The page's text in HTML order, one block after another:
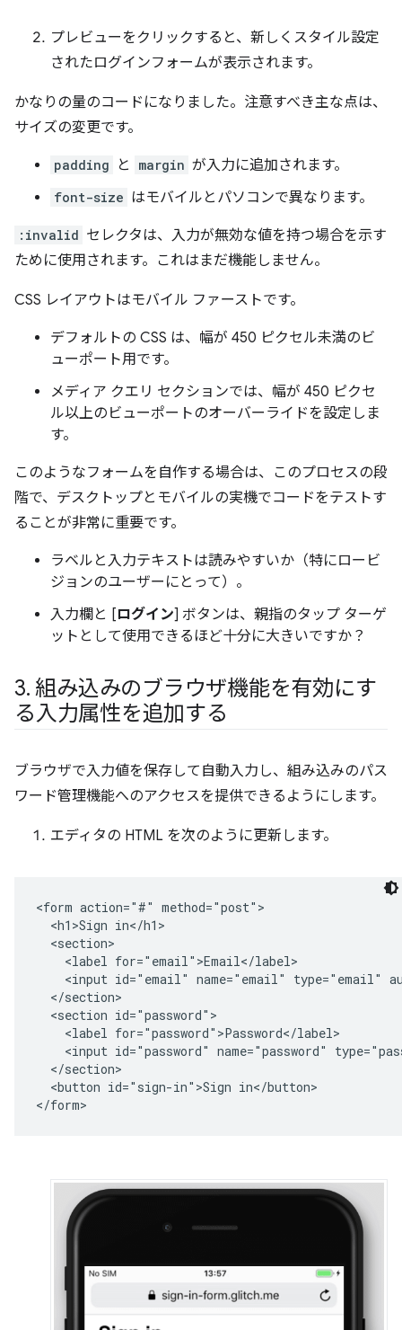
プレビューをクリックすると、新しくスタイル設定
されたログインフォームが表示されます。
かなりの量のコードになりました。注意すべき主な点は、
サイズの変更です。
padding と margin が入力に追加されます。
font-size はモバイルとパソコンで異なります。
:invalid セレクタは、入力が無効な値を持つ場合を示す
ために使用されます。これはまだ機能しません。
CSS レイアウトはモバイル ファーストです。
デフォルトの CSS は、幅が 450 ピクセル未満のビ
ューポート用です。
メディア クエリ セクションでは、幅が 450 ピクセ
ル以上のビューポートのオーバーライドを設定しま
す。
このようなフォームを自作する場合は、このプロセスの段
階で、デスクトップとモバイルの実機でコードをテストす
ることが非常に重要です。
ラベルと入力テキストは読みやすいか（特にロービ
ジョンのユーザーにとって）。
入力欄と [ログイン] ボタンは、親指のタップ ターゲ
ットとして使用できるほど十分に大きいですか？
3. 組み込みのブラウザ機能を有効にす
る入力属性を追加する
ブラウザで入力値を保存して自動入力し、組み込みのパス
ワード管理機能へのアクセスを提供できるようにします。
エディタの HTML を次のように更新します。
<form action="#" method="post">
  <h1>Sign in</h1>
  <section>
    <label for="email">Email</label>
<input id="email" name="email" type="email"
  </section>
  <section id="password">
    <label for="password">Password</label>
<input id="password" name="password"
  </section>
  <button id="sign-in">Sign in</button>